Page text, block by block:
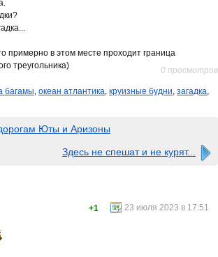
примерно в этом месте проходит граница
треугольника)
0 просмотров
багамы, океан атлантика, круизные будни, загадка,
Юты и Аризоны
Здесь не спешат и не курят...
23 июля 2023 в 17:51
+1